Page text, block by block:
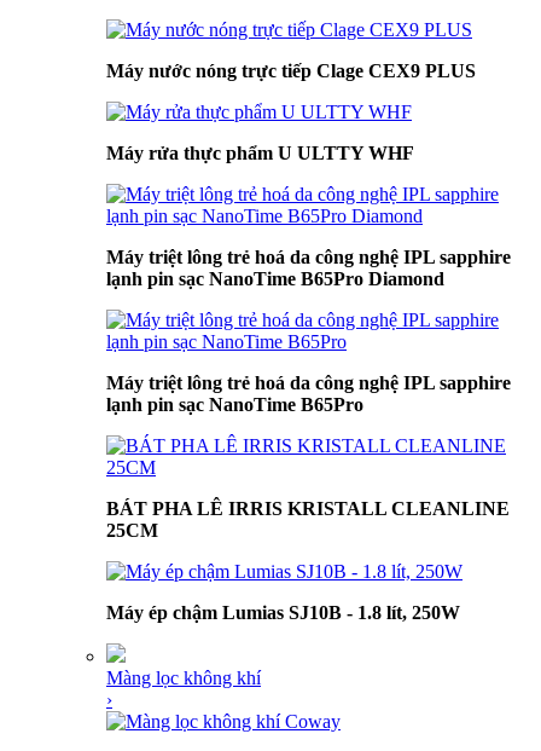
Máy nước nóng trực tiếp Clage CEX9 PLUS
Máy rửa thực phẩm U ULTTY WHF
Máy triệt lông trẻ hoá da công nghệ IPL sapphire
lạnh pin sạc NanoTime B65Pro Diamond
Máy triệt lông trẻ hoá da công nghệ IPL sapphire
lạnh pin sạc NanoTime B65Pro
BÁT PHA LÊ IRRIS KRISTALL CLEANLINE
25CM
Máy ép chậm Lumias SJ10B - 1.8 lít, 250W
Màng lọc không khí
›